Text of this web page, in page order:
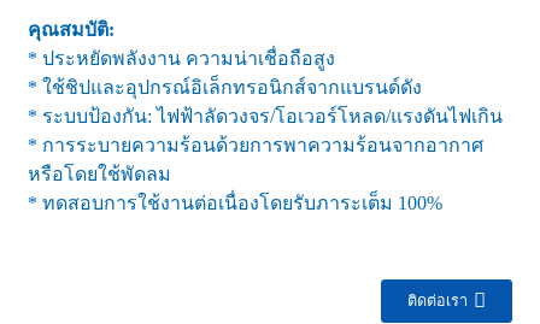
คุณสมบัติ:
* ประหยัดพลังงาน ความน่าเชื่อถือสูง
* ใช้ชิปและอุปกรณ์อิเล็กทรอนิกส์จากแบรนด์ดัง
* ระบบป้องกัน: ไฟฟ้าลัดวงจร/โอเวอร์โหลด/แรงดันไฟเกิน
* การระบายความร้อนด้วยการพาความร้อนจากอากาศ
หรือโดยใช้พัดลม
* ทดสอบการใช้งานต่อเนื่องโดยรับภาระเต็ม 100%
ติดต่อเรา